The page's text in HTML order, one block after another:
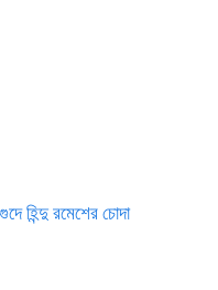
হিন্দু রমেশের চোদা